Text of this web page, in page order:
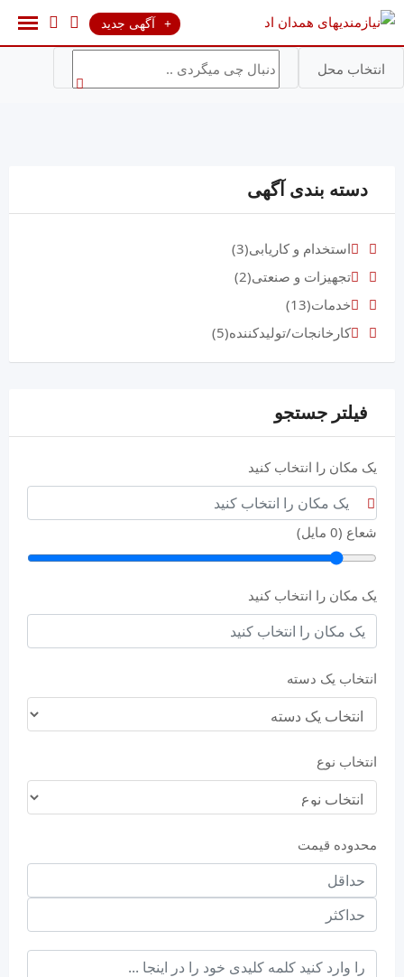
پرش
آگهی جدید
انتخاب محل
دسته بندی آگهی
استخدام و کاریابی(3)
تجهیزات و صنعتی(2)
خدمات(13)
کارخانجات/تولیدکننده(5)
فیلتر جستجو
یک مکان را انتخاب کنید
شعاع (0 مایل)
یک مکان را انتخاب کنید
انتخاب یک دسته
انتخاب نوع
محدوده قیمت
حداقل
قیمت
حداکثر
keyword